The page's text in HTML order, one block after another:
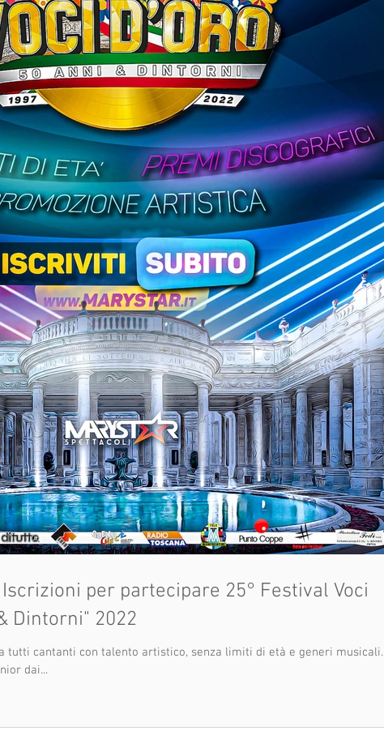
per partecipare 25° Festival Voci
Dintorni" 2022
tutti cantanti con talento artistico, senza limiti di età e generi musicali.
dai...